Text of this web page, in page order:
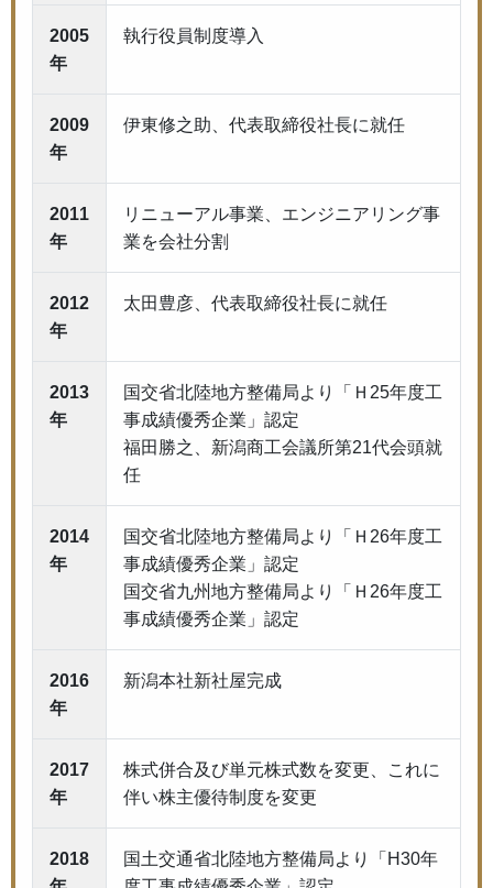
2005
年
執行役員制度導入
2009
年
伊東修之助、代表取締役社長に就任
2011
年
リニューアル事業、エンジニアリング事
業を会社分割
2012
年
太田豊彦、代表取締役社長に就任
2013
年
国交省北陸地方整備局より「Ｈ25年度工
事成績優秀企業」認定
福田勝之、新潟商工会議所第21代会頭就
任
2014
年
国交省北陸地方整備局より「Ｈ26年度工
事成績優秀企業」認定
国交省九州地方整備局より「Ｈ26年度工
事成績優秀企業」認定
2016
年
新潟本社新社屋完成
2017
年
株式併合及び単元株式数を変更、これに
伴い株主優待制度を変更
2018
国土交通省北陸地方整備局より「H30年